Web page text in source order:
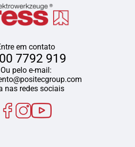
em contato
7792 919
Ou pelo e-mail:
nas redes sociais